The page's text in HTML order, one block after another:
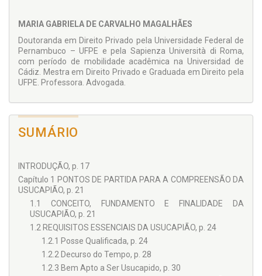
Observo, ainda, que o livro presta importante contribuição ao
bem, o aparente paradoxo existente em colher a
manifestação de vontade do proprietário, por exemplo, para
dar seguimento a um procedimento que certifica a aquisição
de direito real por um meio avolitivo e não negocial. Se a
leitura do livro já se justifica pela exposição ampla e
aspectos, tanto mais se recomenda pela análise bem-
sucedida de tal problema técnico, aqui posto em seus
devidos termos.
elas, encontra-se a de ver nascer e se consolidar a vocação
de pessoas com talento diferenciado. Gabriela é uma delas, e
o leitor que se juntar a mim no acompanhamento de sua
carreira certamente não se arrependerá.
Prefácio do Prof. Dr. Roberto Paulino de Albuquerque
Júnior
MARIA GABRIELA DE CARVALHO MAGALHÃES
Doutoranda em Direito Privado pela Universidade Federal de
Pernambuco – UFPE e pela Sapienza Università di Roma,
com período de mobilidade acadêmica na Universidad de
Cádiz. Mestra em Direito Privado e Graduada em Direito pela
UFPE. Professora. Advogada.
SUMÁRIO
INTRODUÇÃO, p. 17
Capítulo 1 PONTOS DE PARTIDA PARA A COMPREENSÃO DA
USUCAPIÃO, p. 21
1.1 CONCEITO, FUNDAMENTO E FINALIDADE DA
USUCAPIÃO, p. 21
1.2 REQUISITOS ESSENCIAIS DA USUCAPIÃO, p. 24
1.2.1 Posse Qualificada, p. 24
1.2.2 Decurso do Tempo, p. 28
1.2.3 Bem Apto a Ser Usucapido, p. 30